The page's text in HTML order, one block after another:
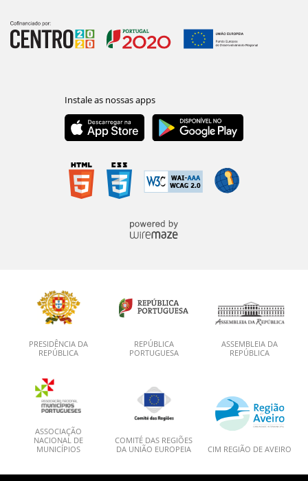
PRESIDÊNCIA DA
REPÚBLICA
REPÚBLICA
PORTUGUESA
ASSEMBLEIA DA
REPÚBLICA
ASSOCIAÇÃO
NACIONAL DE
MUNICÍPIOS
COMITÉ DAS REGIÕES
DA UNIÃO EUROPEIA
CIM REGIÃO DE AVEIRO